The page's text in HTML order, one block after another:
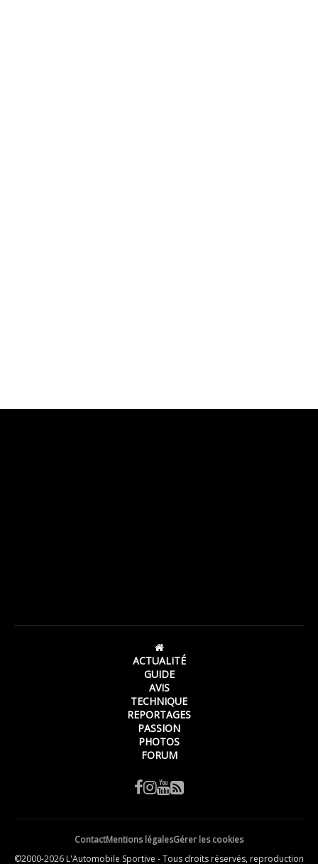
ACTUALITÉ
GUIDE
AVIS
TECHNIQUE
REPORTAGES
PASSION
PHOTOS
FORUM
ContactMentions légalesGérer les cookies
©2000-2026 L'Automobile Sportive - Tous droits réservés, reproduction